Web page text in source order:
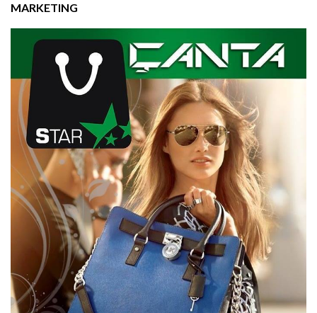
MARKETING